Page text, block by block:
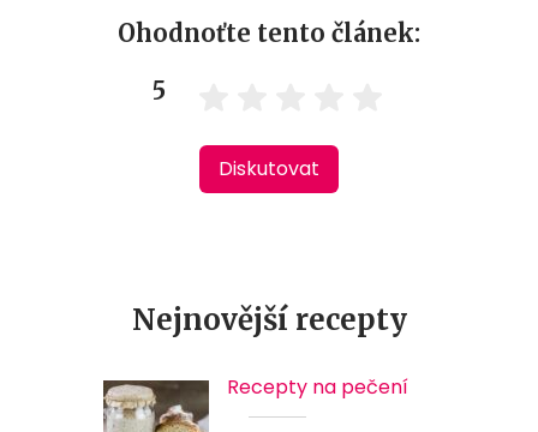
Ohodnoťte tento článek:
5
Diskutovat
Nejnovější recepty
Recepty na pečení